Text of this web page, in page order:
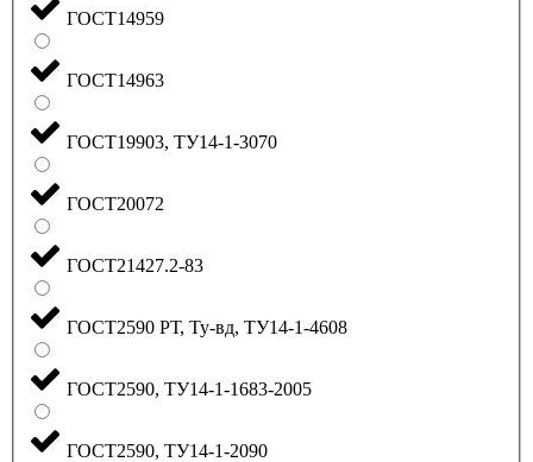
ГОСТ14959
ГОСТ14963
ГОСТ19903, ТУ14-1-3070
ГОСТ20072
ГОСТ21427.2-83
ГОСТ2590 РТ, Ту-вд, ТУ14-1-4608
ГОСТ2590, ТУ14-1-1683-2005
ГОСТ2590, ТУ14-1-2090